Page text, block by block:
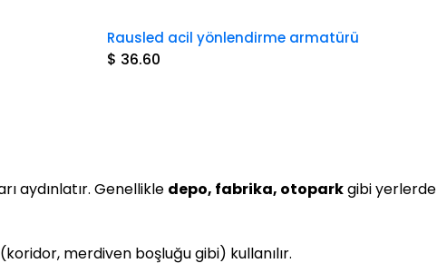
Rausled acil yönlendirme armatürü
$ 36.60
aydınlatır. Genellikle depo, fabrika, otoparkgibi
merdiven boşluğu gibi) kullanılır.